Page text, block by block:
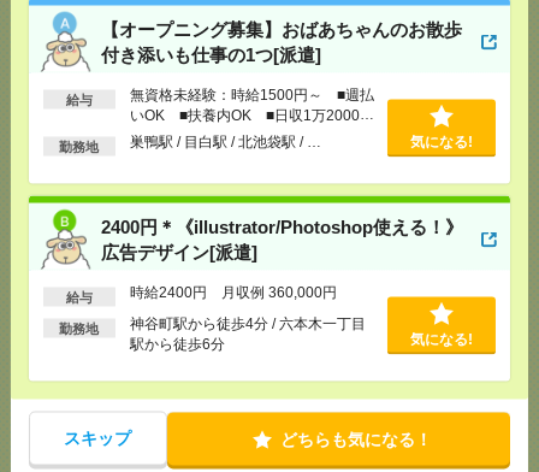
【オープニング募集】おばあちゃんのお散歩
付き添いも仕事の1つ[派遣]
給与
無資格未経験：時給1500円～ ■週払
いOK ■扶養内OK ■日収1万2000円
以上
勤務地 巣鴨駅 / 目白駅 / 北池袋駅 / … 気になる!
2400円＊《illustrator/Photoshop使える！》
広告デザイン[派遣]
給与 時給2400円 月収例 360,000円
勤務地
神谷町駅から徒歩4分 / 六本木一丁目
駅から徒歩6分
気になる!
スキップ どちらも気になる！
[給 与]
時給3000円 月収例 30万円 時給3000円×
実働5h×週5日×4週 ※月収例を保証するものではあ
りません。※給与即受取りサービス利用可（利用条
件有）
[交通費]1ヶ月3万円を上限として実費支給
[勤務地]新日本橋駅から徒歩3分/ 三越前駅から徒
気になる！
完全在宅＊時給5000円！残業ほぼなし▼品川での治
験関連[派遣]
[給 与]時給5000円 月収例 75万円 時給5000円×
実働7h×週5日×4週+残業10h ※月収例を保証するも
のではありません。※給与即受取りサービス利用可
[交通費]1ヶ月3万円を上限として実費支給
[勤務地]品川駅から徒歩10分
泉岳寺駅から徒歩12